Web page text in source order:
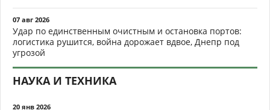
07 авг 2026
Удар по единственным очистным и остановка портов:
логистика рушится, война дорожает вдвое, Днепр под
угрозой
НАУКА И ТЕХНИКА
20 янв 2026